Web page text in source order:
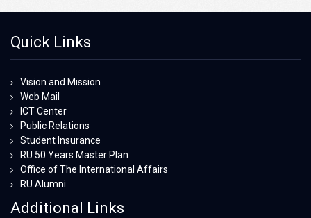
Quick Links
Vision and Mission
Web Mail
ICT Center
Public Relations
Student Insurance
RU 50 Years Master Plan
Office of The International Affairs
RU Alumni
Additional Links